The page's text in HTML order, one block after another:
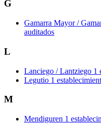
G
Gamarra Mayor /
auditados
L
Lanciego / Lantziego 1
Legutio 1
M
Mendiguren 1